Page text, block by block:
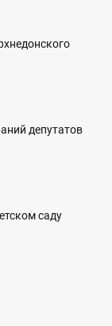
депутатов
саду